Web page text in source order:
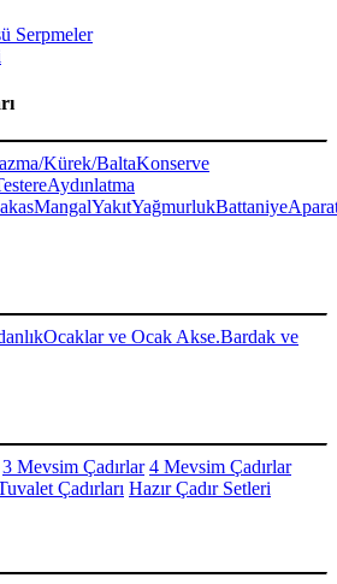
Serpmeler
Kürek/BaltaKonserve
Aydınlatma
MangalYakıtYağmurlukBattaniye
Ocaklar ve Ocak Akse.Bardak ve
3 Mevsim Çadırlar 4 Mevsim Çadırlar
Çadırları Hazır Çadır Setleri